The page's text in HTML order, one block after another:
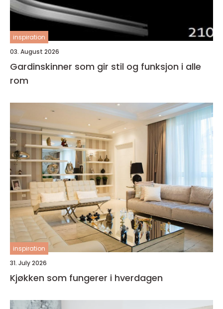
inspiration
03. August 2026
Gardinskinner som gir stil og funksjon i alle
rom
inspiration
31. July 2026
Kjøkken som fungerer i hverdagen